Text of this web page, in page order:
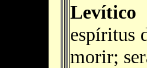
Levítico
espíritus
morir;